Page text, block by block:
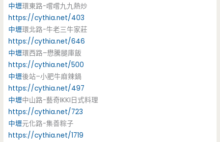
中壢環東路-嚐嚐九九熱炒
https://cythia.net/403
中壢環北路-牛老三牛家莊
https://cythia.net/646
中壢環西路–懋騰腿庫飯
https://cythia.net/500
中壢後站–小肥牛麻辣鍋
https://cythia.net/497
中壢中山路-藝奇IKKI日式料理
https://cythia.net/723
中壢元化路-集善粽子
https://cythia.net/1719